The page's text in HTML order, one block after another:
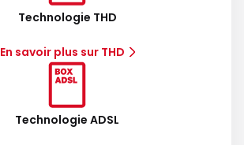
Technologie THD
En savoir plus sur THD
Technologie ADSL